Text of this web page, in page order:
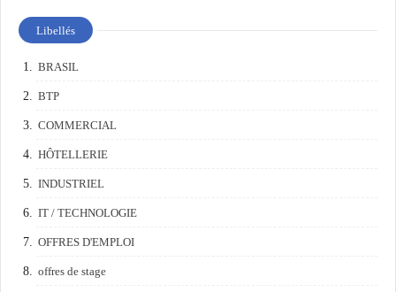
Libellés
BRASIL
BTP
COMMERCIAL
HÔTELLERIE
INDUSTRIEL
IT / TECHNOLOGIE
OFFRES D'EMPLOI
offres de stage